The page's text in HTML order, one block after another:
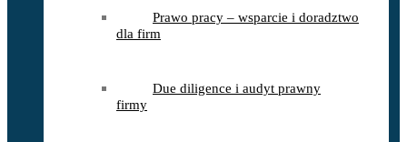
Prawo pracy – wsparcie i doradztwo
dla firm
Due diligence i audyt prawny
firmy